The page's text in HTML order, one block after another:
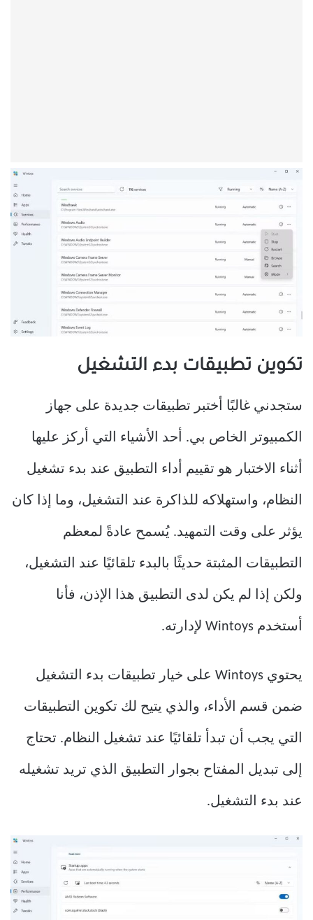
تكوين تطبيقات بدء التشغيل
ستجدني غالبًا أختبر تطبيقات جديدة على جهاز
الكمبيوتر الخاص بي. أحد الأشياء التي أركز عليها
أثناء الاختبار هو تقييم أداء التطبيق عند بدء تشغيل
النظام، واستهلاكه للذاكرة عند التشغيل، وما إذا كان
يؤثر على وقت التمهيد. يُسمح عادةً لمعظم
التطبيقات المثبتة حديثًا بالبدء تلقائيًا عند التشغيل،
ولكن إذا لم يكن لدى التطبيق هذا الإذن، فأنا
أستخدم Wintoys لإدارته.
يحتوي Wintoys على خيار تطبيقات بدء التشغيل
ضمن قسم الأداء، والذي يتيح لك تكوين التطبيقات
التي يجب أن تبدأ تلقائيًا عند تشغيل النظام. تحتاج
إلى تبديل المفتاح بجوار التطبيق الذي تريد تشغيله
عند بدء التشغيل.